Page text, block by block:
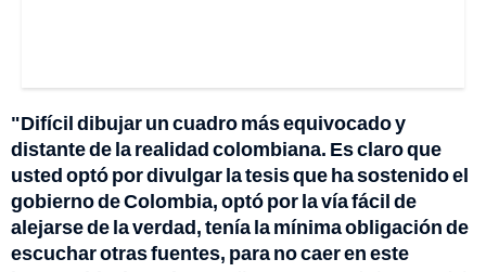
"Difícil dibujar un cuadro más equivocado y
distante de la realidad colombiana. Es claro que
usted optó por divulgar la tesis que ha sostenido el
gobierno de Colombia, optó por la vía fácil de
alejarse de la verdad, tenía la mínima obligación de
escuchar otras fuentes, para no caer en este